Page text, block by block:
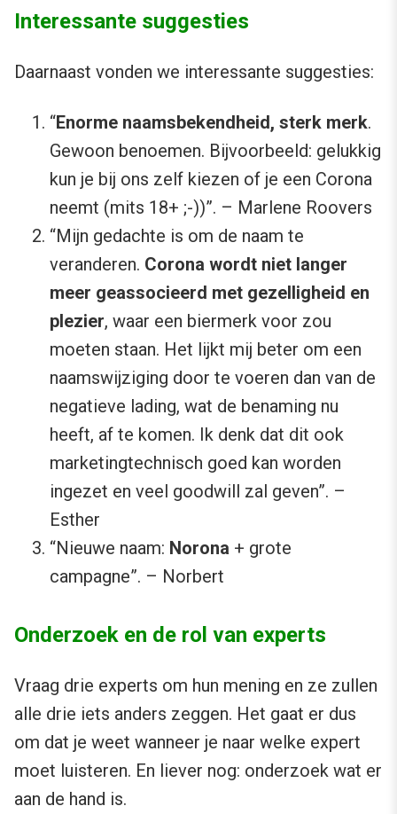
Interessante suggesties
Daarnaast vonden we interessante suggesties:
“Enorme naamsbekendheid, sterk merk.
Gewoon benoemen. Bijvoorbeeld: gelukkig
kun je bij ons zelf kiezen of je een Corona
neemt (mits 18+ ;-))”. – Marlene Roovers
“Mijn gedachte is om de naam te
veranderen. Corona wordt niet langer
meer geassocieerd met gezelligheid en
plezier, waar een biermerk voor zou
moeten staan. Het lijkt mij beter om een
naamswijziging door te voeren dan van de
negatieve lading, wat de benaming nu
heeft, af te komen. Ik denk dat dit ook
marketingtechnisch goed kan worden
ingezet en veel goodwill zal geven”. –
Esther
“Nieuwe naam: Norona + grote
campagne”. – Norbert
Onderzoek en de rol van experts
Vraag drie experts om hun mening en ze zullen
alle drie iets anders zeggen. Het gaat er dus
om dat je weet wanneer je naar welke expert
moet luisteren. En liever nog: onderzoek wat er
aan de hand is.